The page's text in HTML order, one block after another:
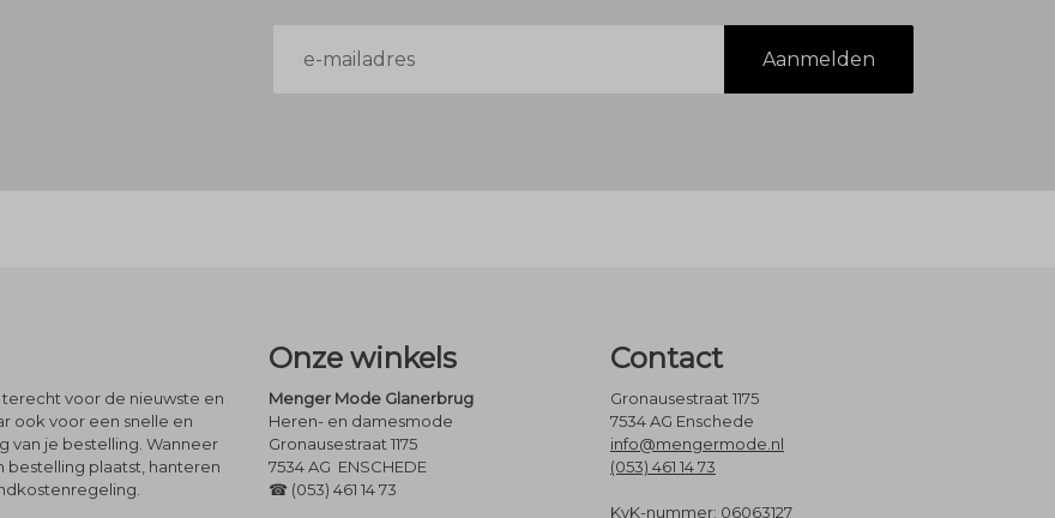
mailadres
Aanmelden
terecht voor de nieuwste en
ook voor een snelle en
van je bestelling. Wanneer
bestelling plaatst, hanteren
Onze winkels
Menger Mode Glanerbrug
Heren- en damesmode
Gronausestraat 1175
7534 AG ENSCHEDE
☎ (053) 461 14 73
Contact
Gronausestraat 1175
7534 AG Enschede
info@mengermode.nl
(053) 461 14 73
KvK-nummer: 06063127